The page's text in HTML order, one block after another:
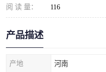
阅 读 量： 116
产品描述
产地 河南